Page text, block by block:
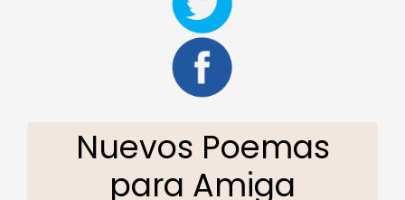
Nuevos Poemas
para Amiga